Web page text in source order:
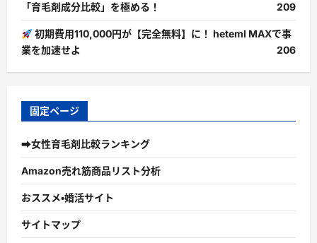
「育毛剤成分比較」を極める！ 209
初期費用110,000円が【完全無料】に！ heteml MAXで事
業を加速せよ
206
固定ページ
➡女性育毛剤比較ランキング
Amazon売れ筋商品リスト分析
おススメ・婚活サイト
サイトマップ